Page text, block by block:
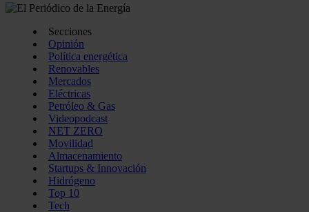
Secciones
Opinión
Política energética
Renovables
Mercados
Eléctricas
Petróleo & Gas
Videopodcast
NET ZERO
Movilidad
Almacenamiento
Startups & Innovación
Hidrógeno
Top 10
Tech